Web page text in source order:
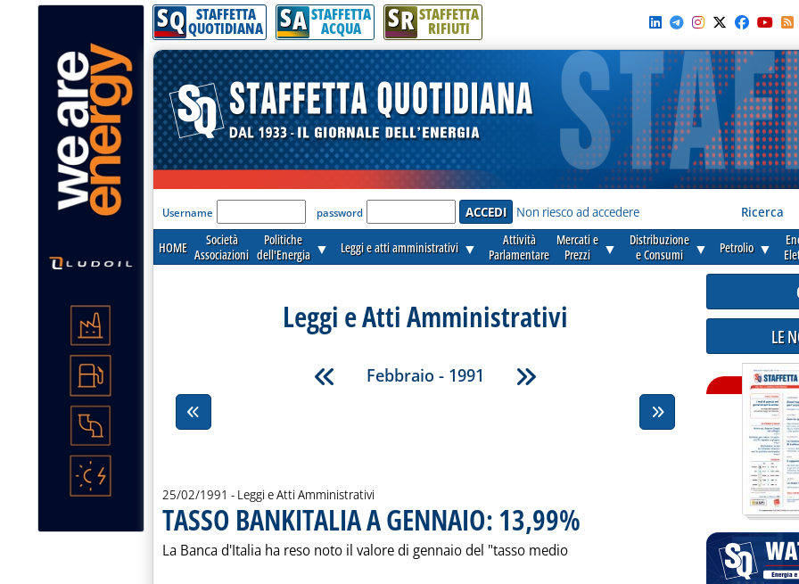
SQ STAFFETTA
QUOTIDIANA SA STAFFETTA
ACQUA SR STAFFETTA
RIFIUTI
'Modulo Login per accedere'
Username password Non riesco ad accedere Ricerca
HOME
Società
Associazioni
Politiche
dell'Energia ▼ Leggi e atti amministrativi ▼
Attività
Parlamentare
Mercati e
Prezzi
▼
Distribuzione
e Consumi
▼ Petrolio ▼
Leggi e Atti Amministrativi
Febbraio - 1991
25/02/1991 - Leggi e Atti Amministrativi
TASSO BANKITALIA A GENNAIO: 13,99% . Pubblicata lunedì 25 febbraio 1991 alle 0.0.
La Banca d'Italia ha reso noto il valore di gennaio del "tasso medio
LE